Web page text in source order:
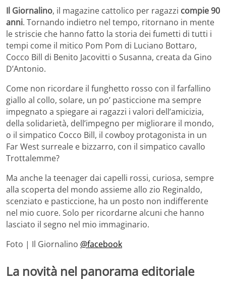
Il Giornalino, il magazine cattolico per ragazzi compie 90
anni. Tornando indietro nel tempo, ritornano in mente
le striscie che hanno fatto la storia dei fumetti di tutti i
tempi come il mitico Pom Pom di Luciano Bottaro,
Cocco Bill di Benito Jacovitti o Susanna, creata da Gino
D’Antonio.
Come non ricordare il funghetto rosso con il farfallino
giallo al collo, solare, un po’ pasticcione ma sempre
impegnato a spiegare ai ragazzi i valori dell’amicizia,
della solidarietà, dell’impegno per migliorare il mondo,
o il simpatico Cocco Bill, il cowboy protagonista in un
Far West surreale e bizzarro, con il simpatico cavallo
Trottalemme?
Ma anche la teenager dai capelli rossi, curiosa, sempre
alla scoperta del mondo assieme allo zio Reginaldo,
scenziato e pasticcione, ha un posto non indifferente
nel mio cuore. Solo per ricordarne alcuni che hanno
lasciato il segno nel mio immaginario.
Foto | Il Giornalino @facebook
La novità nel panorama editoriale